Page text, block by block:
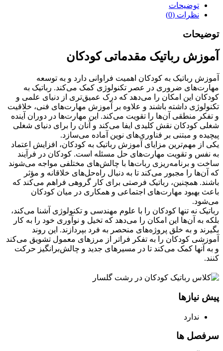
توضیحات
نظرات (0)
توضیحات
آموزش رباتیک مقدماتی کودکان
آموزش رباتیک به کودکان اهمیت فراوانی دارد و به توسعه
مهارت‌های ضروری در عصر تکنولوژی کمک می‌کند. رباتیک به
کودکان این امکان را می‌دهد که درک عمیق‌تری از دنیای علمی و
تکنولوژی داشته باشند و علاوه بر آموزش مهارت‌های فنی، خلاقیت
و تفکر منطقی آن‌ها را تقویت می‌کند. این مهارت‌ها در دوران آینده
شغلی کودکان نقش کلیدی ایفا می‌کند و آنان را برای دنیای شغلی
پیچیده و مبتنی بر فناوری‌های نوین آماده می‌سازد.
یکی از مهم‌ترین مزایای آموزش رباتیک به کودکان، افزایش اعتماد
به نفس و تقویت مهارت‌های حل مسئله است. کودکان در فرآیند
ساخت و برنامه‌ریزی ربات‌ها با چالش‌های مختلفی مواجه می‌شوند
که آن‌ها را مجبور می‌کند تا به دنبال راه‌حل‌های خلاقانه و مؤثر
باشند. همچنین، رباتیک فرصتی برای کار گروهی فراهم می‌کند که
باعث بهبود مهارت‌های اجتماعی و همکاری در میان کودکان
می‌شود.
رباتیک نه تنها کودکان را با علوم مهندسی و تکنولوژی آشنا می‌کند،
بلکه به آن‌ها این امکان را می‌دهد که تخیل و نوآوری خود را به کار
بگیرند و به خلق پروژه‌های منحصر به فرد بپردازند. این روند
آموزشی کودکان را به تفکر فراتر از مرزهای معمول تشویق می‌کند
و به آنها کمک می‌کند تا در مسیرهای جدید و چالش‌برانگیز حرکت
کنند.
پیش نیازها
ندارد
سرفصل ها